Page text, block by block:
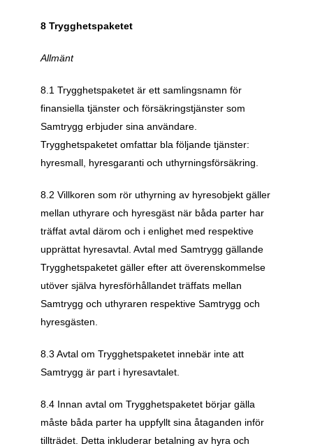
8 Trygghetspaketet
Allmänt
8.1 Trygghetspaketet är ett samlingsnamn för
finansiella tjänster och försäkringstjänster som
Samtrygg erbjuder sina användare.
Trygghetspaketet omfattar bla följande tjänster:
hyresmall, hyresgaranti och uthyrningsförsäkring.
8.2 Villkoren som rör uthyrning av hyresobjekt gäller
mellan uthyrare och hyresgäst när båda parter har
träffat avtal därom och i enlighet med respektive
upprättat hyresavtal. Avtal med Samtrygg gällande
Trygghetspaketet gäller efter att överenskommelse
utöver själva hyresförhållandet träffats mellan
Samtrygg och uthyraren respektive Samtrygg och
hyresgästen.
8.3 Avtal om Trygghetspaketet innebär inte att
Samtrygg är part i hyresavtalet.
8.4 Innan avtal om Trygghetspaketet börjar gälla
måste båda parter ha uppfyllt sina åtaganden inför
tillträdet. Detta inkluderar betalning av hyra och